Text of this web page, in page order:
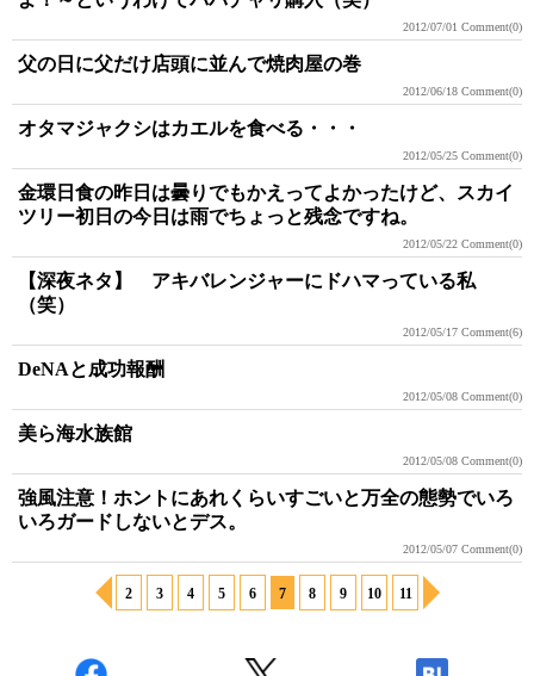
2012/07/01 Comment(0)
父の日に父だけ店頭に並んで焼肉屋の巻
2012/06/18 Comment(0)
オタマジャクシはカエルを食べる・・・
2012/05/25 Comment(0)
金環日食の昨日は曇りでもかえってよかったけど、スカイ
ツリー初日の今日は雨でちょっと残念ですね。
2012/05/22 Comment(0)
【深夜ネタ】 アキバレンジャーにドハマっている私
（笑）
2012/05/17 Comment(6)
DeNAと成功報酬
2012/05/08 Comment(0)
美ら海水族館
2012/05/08 Comment(0)
強風注意！ホントにあれくらいすごいと万全の態勢でいろ
いろガードしないとデス。
2012/05/07 Comment(0)
2 3 4 5 6 7 8 9 10 11